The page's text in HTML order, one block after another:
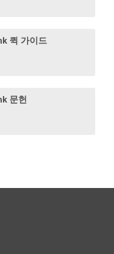
퀵 가이드
문헌